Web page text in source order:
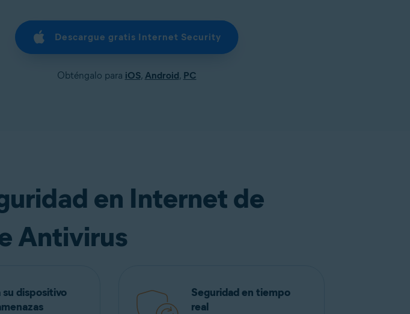
Descargue gratis Internet Security
Obténgalo para iOS, Android, PC
en Internet de
Antivirus
su dispositivo
Seguridad en tiempo
real